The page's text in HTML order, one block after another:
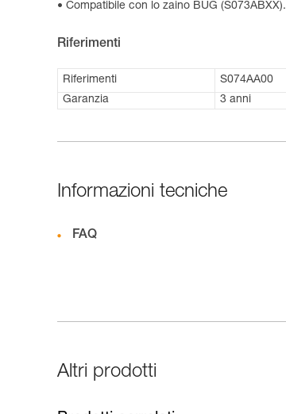
Compatibile con lo zaino BUG (S073ABXX).
Riferimenti
Riferimenti
S074AA00
Garanzia
3 anni
Informazioni tecniche
FAQ
Altri prodotti